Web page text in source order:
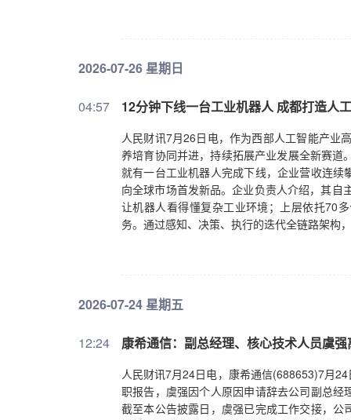
2026-07-26 星期日
04:57 12分钟下线一台工业机器人 成都打造人
人民财讯7月26日电，作为西部人工智能产业
养培育协同并进，持续拓展产业发展全新赛
就有一台工业机器人完成下线，企业营收连
向全球市场首发新品。企业负责人介绍，其
让机器人看得懂复杂工业环境；上层依托70
务。通过感知、决策、执行的迭代全链路架构
2026-07-24 星期五
12:24 康希通信：副总经理、核心技术人员虞强
人民财讯7月24日电，康希通信(688653)7月
职报告，虞强因个人原因申请辞去公司副总
截至本公告披露日，虞强已完成工作交接，